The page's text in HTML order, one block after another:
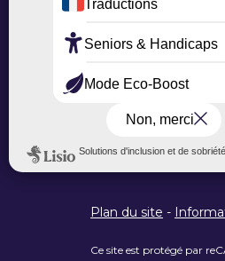
L’Office
Ajouter un
Plan du site -
Ce site est protégé par